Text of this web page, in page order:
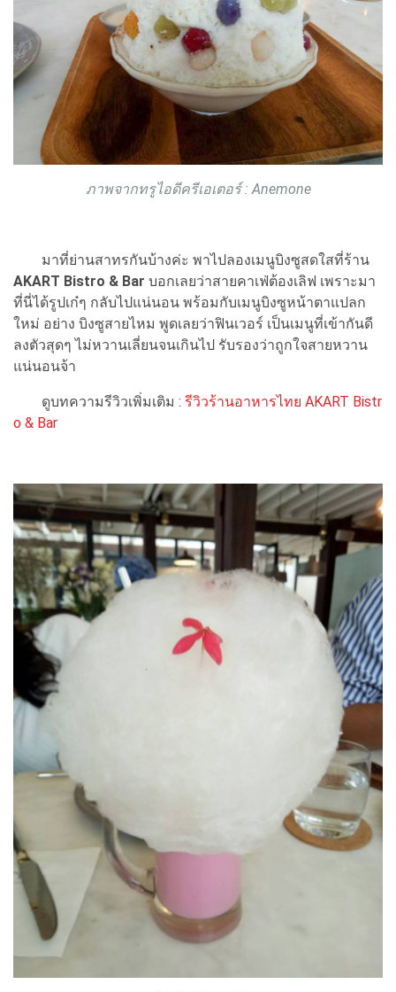
ภาพจากทรูไอดีครีเอเตอร์ : Anemone
มาที่ย่านสาทรกันบ้างค่ะ พาไปลองเมนูบิงซูสดใสที่ร้าน
AKART Bistro & Bar บอกเลยว่าสายคาเฟ่ต้องเลิฟ เพราะมา
ที่นี่ได้รูปเก๋ๆ กลับไปแน่นอน พร้อมกับเมนูบิงซูหน้าตาแปลก
ใหม่ อย่าง บิงซูสายไหม พูดเลยว่าฟินเวอร์ เป็นเมนูที่เข้ากันดี
ลงตัวสุดๆ ไม่หวานเลี่ยนจนเกินไป รับรองว่าถูกใจสายหวาน
แน่นอนจ้า
ดูบทความรีวิวเพิ่มเติม : รีวิวร้านอาหารไทย AKART Bistr
o & Bar